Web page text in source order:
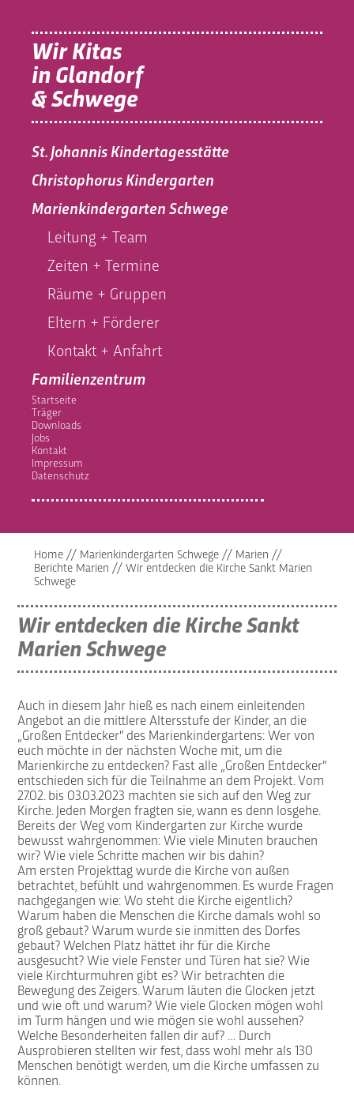
Wir Kitas
in Glandorf
& Schwege
St. Johannis Kindertagesstätte
Christophorus Kindergarten
Marienkindergarten Schwege
Leitung + Team
Zeiten + Termine
Räume + Gruppen
Eltern + Förderer
Kontakt + Anfahrt
Familienzentrum
Startseite
Träger
Downloads
Jobs
Kontakt
Impressum
Datenschutz
Home// Marienkindergarten Schwege// Marien //
Berichte Marien // Wir entdecken die Kirche Sankt Marien
Schwege
Wir entdecken die Kirche Sankt
Marien Schwege
Auch in diesem Jahr hieß es nach einem einleitenden
Angebot an die mittlere Altersstufe der Kinder, an die
„Großen Entdecker“ des Marienkindergartens: Wer von
euch möchte in der nächsten Woche mit, um die
Marienkirche zu entdecken? Fast alle „Großen Entdecker“
entschieden sich für die Teilnahme an dem Projekt. Vom
27.02. bis 03.03.2023 machten sie sich auf den Weg zur
Kirche. Jeden Morgen fragten sie, wann es denn losgehe.
Bereits der Weg vom Kindergarten zur Kirche wurde
bewusst wahrgenommen: Wie viele Minuten brauchen
wir? Wie viele Schritte machen wir bis dahin?
Am ersten Projekttag wurde die Kirche von außen
betrachtet, befühlt und wahrgenommen. Es wurde Fragen
nachgegangen wie: Wo steht die Kirche eigentlich?
Warum haben die Menschen die Kirche damals wohl so
groß gebaut? Warum wurde sie inmitten des Dorfes
gebaut? Welchen Platz hättet ihr für die Kirche
ausgesucht? Wie viele Fenster und Türen hat sie? Wie
viele Kirchturmuhren gibt es? Wir betrachten die
Bewegung des Zeigers. Warum läuten die Glocken jetzt
und wie oft und warum? Wie viele Glocken mögen wohl
im Turm hängen und wie mögen sie wohl aussehen?
Welche Besonderheiten fallen dir auf? … Durch
Ausprobieren stellten wir fest, dass wohl mehr als 130
Menschen benötigt werden, um die Kirche umfassen zu
können.